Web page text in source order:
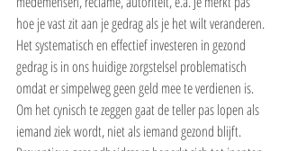
hoe je vast zit aan je gedrag als je het wilt veranderen.
Het systematisch en effectief investeren in gezond
gedrag is in ons huidige zorgstelsel problematisch
omdat er simpelweg geen geld mee te verdienen is.
Om het cynisch te zeggen gaat de teller pas lopen als
iemand ziek wordt, niet als iemand gezond blijft.